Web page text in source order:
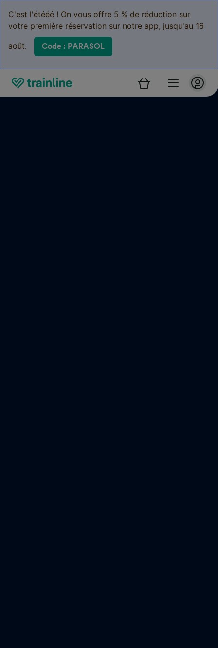
C'est l'étééé ! On vous offre 5 % de réduction sur
votre première réservation sur notre app, jusqu'au 16
août. Code : PARASOL